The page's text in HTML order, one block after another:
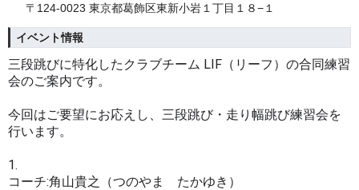
〒124-0023 東京都葛飾区東新小岩１丁目１８−１
イベント情報
三段跳びに特化したクラブチーム LIF（リーフ）の合同練習
会のご案内です。
今回はご要望にお応えし、三段跳び・走り幅跳び練習会を
行います。
1.
コーチ:角山貴之（つのやま たかゆき）